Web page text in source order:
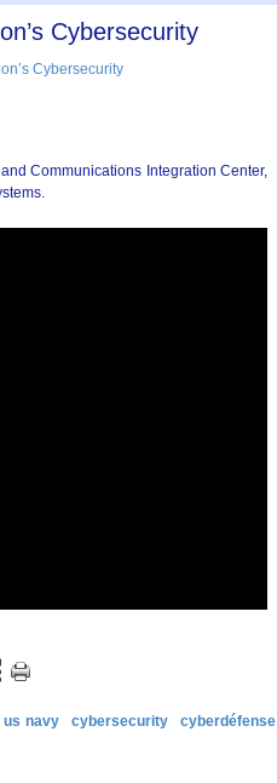
Cybersecurity
Communications Integration Center,
us navy cybersecurity
cyberdéfense